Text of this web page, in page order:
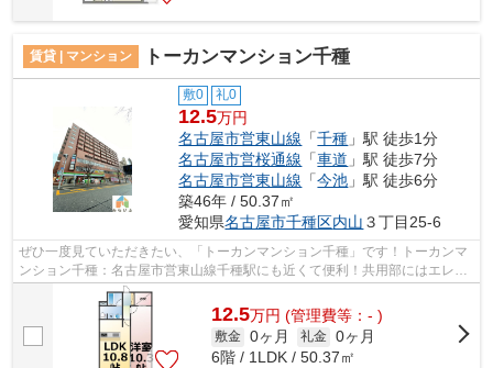
賃貸 | マンション トーカンマンション千種
敷0 礼0
12.5万円
名古屋市営東山線 「千種 」駅 徒歩1分
名古屋市営桜通線 「車道 」駅 徒歩7分
名古屋市営東山線 「今池 」駅 徒歩6分
築46年 / 50.37㎡
愛知県名古屋市千種区内山 ３丁目25-6
ぜひ一度見ていただきたい、「トーカンマンション千種」です！トーカンマ
ンション千種：名古屋市営東山線千種駅にも近くて便利！共用部にはエレベ
ータ・敷地内ごみ置き場などが揃って...
12.5万円 (管理費等：- )
敷金 0ヶ月 礼金 0ヶ月
6階 / 1LDK / 50.37㎡